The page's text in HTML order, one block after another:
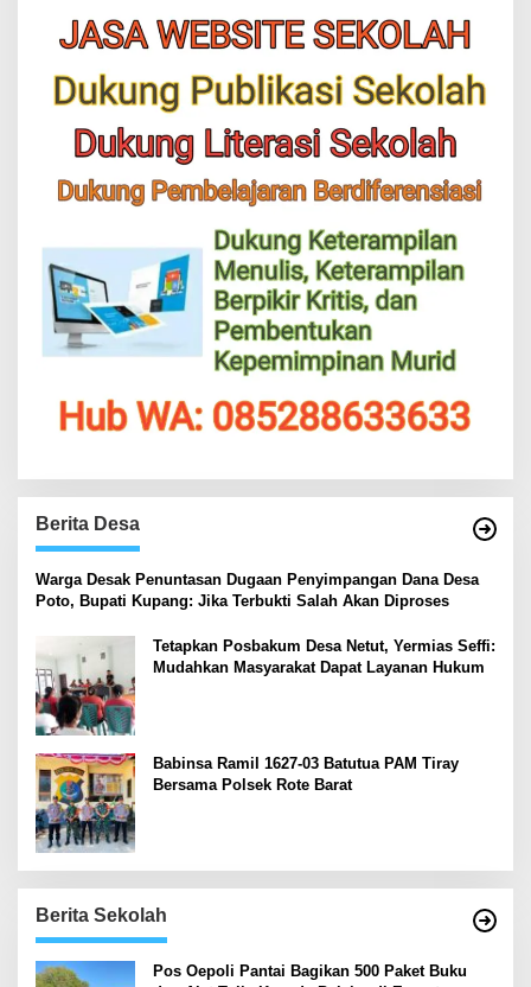
Berita Desa
‎Warga Desak Penuntasan Dugaan Penyimpangan Dana Desa
Poto, Bupati Kupang: Jika Terbukti Salah Akan Diproses
Tetapkan Posbakum Desa Netut, Yermias Seffi:
Mudahkan Masyarakat Dapat Layanan Hukum
Babinsa Ramil 1627-03 Batutua PAM Tiray
Bersama Polsek Rote Barat
Berita Sekolah
Pos Oepoli Pantai Bagikan 500 Paket Buku